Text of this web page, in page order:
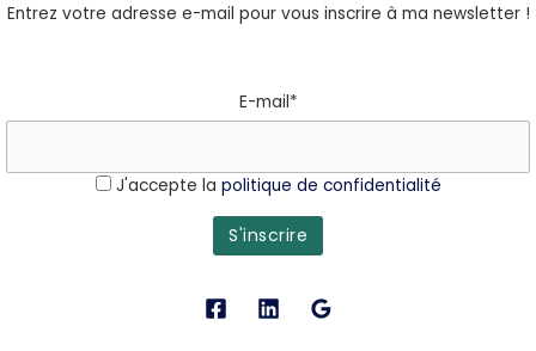
Entrez votre adresse e-mail pour vous inscrire à ma newsletter !
E-mail*
J'accepte la politique de confidentialité